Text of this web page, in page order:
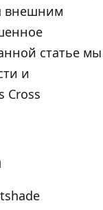
внешним
статье мы
и
Cross